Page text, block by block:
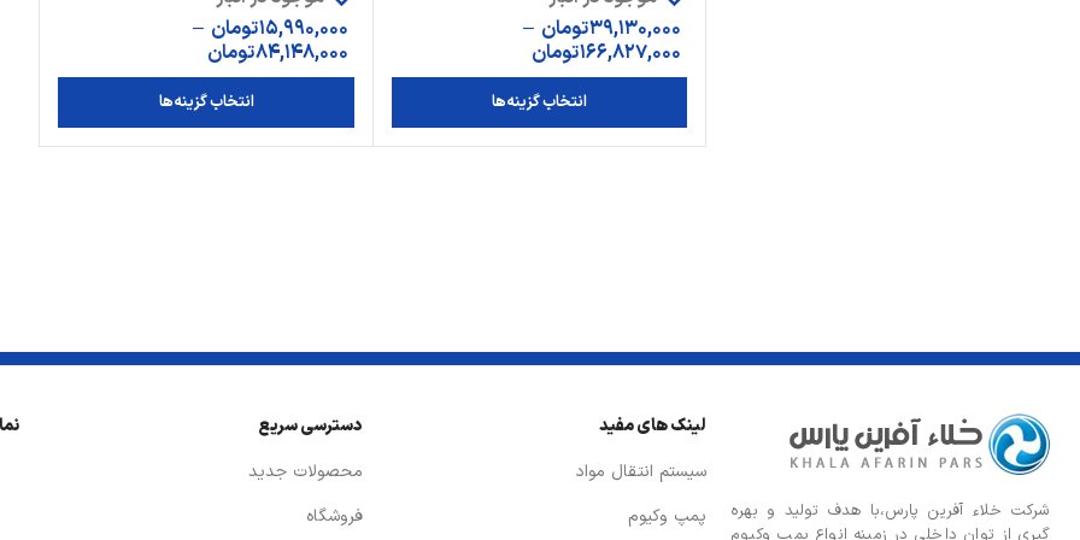
39,130,000تومان –
166,827,000تومان
انتخاب گزینه‌ها
15,990,000تومان –
84,148,000تومان
انتخاب گزینه‌ها
شركت خلاء آفرین پارس،با هدف توليد و بهره
گيری از توان داخلی در زمينه انواع پمپ وكيوم
لینک های مفید
سیستم انتقال مواد
پمپ وکیوم
دسترسی سریع
محصولات جدید
فروشگاه